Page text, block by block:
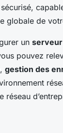
globale de
un serveur
pouvez
, gestion des
réseau